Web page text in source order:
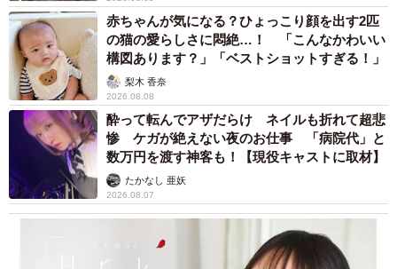
赤ちゃんが気になる？ひょっこり顔を出す2匹
の猫の愛らしさに悶絶…！ 「こんなかわいい
構図あります？」「ベストショットすぎる！」
梨木 香奈
2026.08.08
酔って転んでアザだらけ ネイルも折れて超悲
惨 ケガが絶えない夜のお仕事 「病院代」と
数万円を渡す神客も！【現役キャストに取材】
たかなし 亜妖
2026.08.07